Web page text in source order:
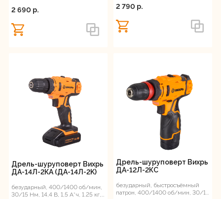
2 690 p. 2 790 p.
Дрель-шуруповерт Вихрь
ДА-14Л-2КА (ДА-14Л-2K)
безударный, 400/1400 об/мин,
30/15 Нм, 14,4 В, 1,5 А*ч, 1.25 кг,
Дрель-шуруповерт Вихрь
ДА-12Л-2КC
безударный, быстросъёмный
патрон, 400/1400 об/мин, 30/15